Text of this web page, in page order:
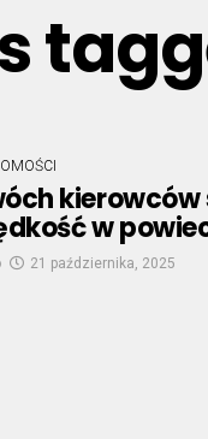
w
21 października, 2025